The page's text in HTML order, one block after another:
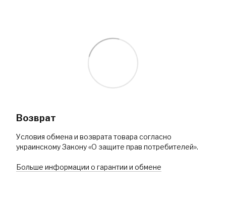
Возврат
Условия обмена и возврата товара согласно
украинскому Закону «О защите прав потребителей».
Больше информации о гарантии и обмене